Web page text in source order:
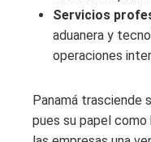
Servicios
aduanera y
operaciones
Panamá trasciende
pues su papel